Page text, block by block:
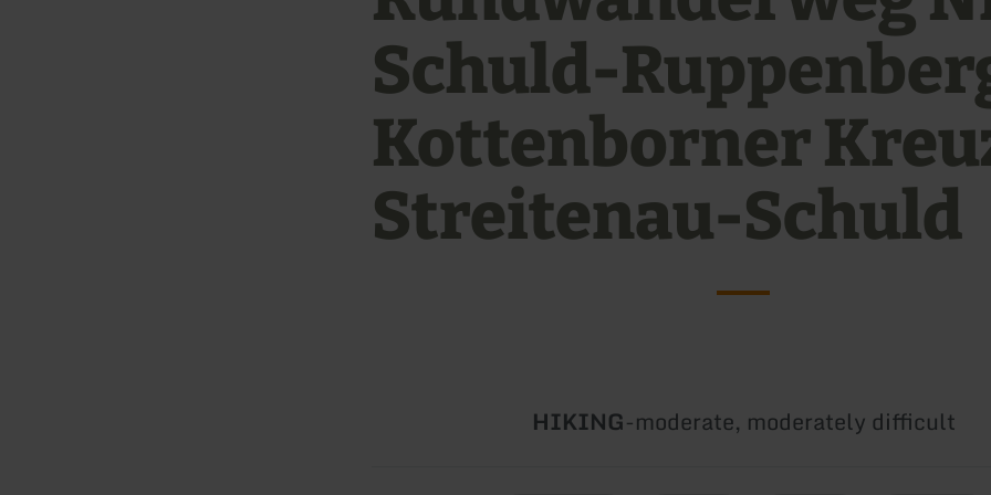
Schuld-
Kottenborner
Streitenau-Schuld
Type
HIKING-Difficulty:
moderate, moderately difficult